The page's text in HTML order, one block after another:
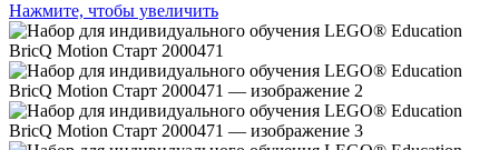
Нажмите, чтобы увеличить